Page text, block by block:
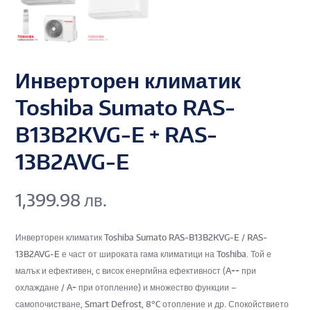
Инверторен климатик
Toshiba Sumato RAS-
B13B2KVG-E + RAS-
13B2AVG-E
1,399.98лв.
Инверторен климатик Toshiba Sumato RAS-B13B2KVG-E / RAS-
13B2AVG-E е част от широката гама климатици на Toshiba. Той е
малък и ефективен, с висок енергийна ефективност (A++ при
охлаждане / A+ при отопление) и множество функции –
самопочистване, Smart Defrost, 8°C отопление и др. Спокойствието